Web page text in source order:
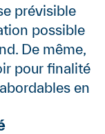
prévisible
possible
De même,
pour finalité
en